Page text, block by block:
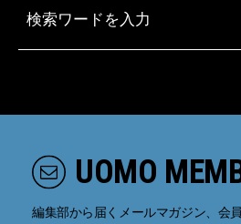
UOMO
編集部から届くメールマガジン、会